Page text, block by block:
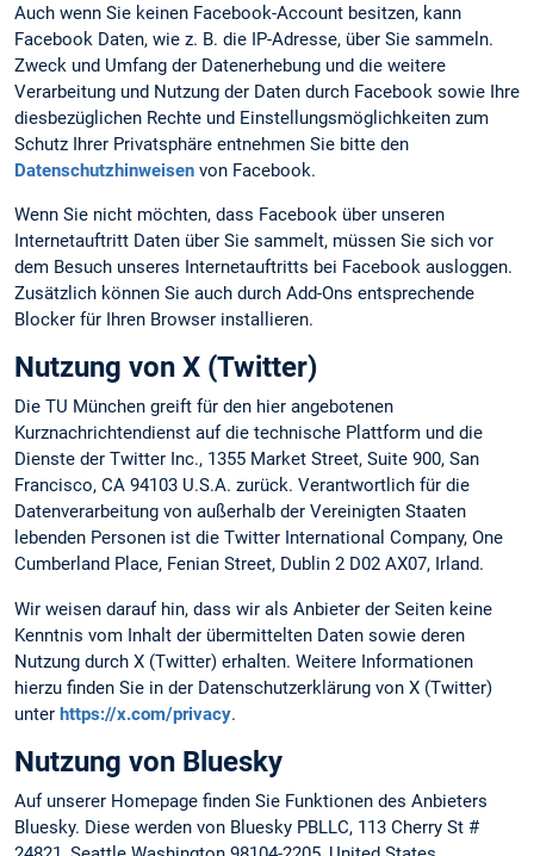
Auch wenn Sie keinen Facebook-Account besitzen, kann
Facebook Daten, wie z. B. die IP-Adresse, über Sie sammeln.
Zweck und Umfang der Datenerhebung und die weitere
Verarbeitung und Nutzung der Daten durch Facebook sowie Ihre
diesbezüglichen Rechte und Einstellungsmöglichkeiten zum
Schutz Ihrer Privatsphäre entnehmen Sie bitte den
Datenschutzhinweisen von Facebook.
Wenn Sie nicht möchten, dass Facebook über unseren
Internetauftritt Daten über Sie sammelt, müssen Sie sich vor
dem Besuch unseres Internetauftritts bei Facebook ausloggen.
Zusätzlich können Sie auch durch Add-Ons entsprechende
Blocker für Ihren Browser installieren.
Nutzung von X (Twitter)
Die TU München greift für den hier angebotenen
Kurznachrichtendienst auf die technische Plattform und die
Dienste der Twitter Inc., 1355 Market Street, Suite 900, San
Francisco, CA 94103 U.S.A. zurück. Verantwortlich für die
Datenverarbeitung von außerhalb der Vereinigten Staaten
lebenden Personen ist die Twitter International Company, One
Cumberland Place, Fenian Street, Dublin 2 D02 AX07, Irland.
Wir weisen darauf hin, dass wir als Anbieter der Seiten keine
Kenntnis vom Inhalt der übermittelten Daten sowie deren
Nutzung durch X (Twitter) erhalten. Weitere Informationen
hierzu finden Sie in der Datenschutzerklärung von X (Twitter)
unter https://x.com/privacy.
Nutzung von Bluesky
Auf unserer Homepage finden Sie Funktionen des Anbieters
Bluesky. Diese werden von Bluesky PBLLC, 113 Cherry St #